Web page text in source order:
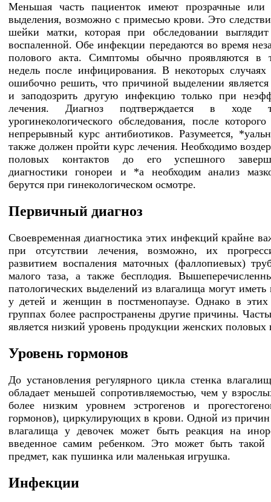
Меньшая часть пациенток имеют прозрачные или
выделения, возможно с примесью крови. Это
шейки матки, которая при обследовании
воспаленной. Обе инфекции передаются во время
полового акта. Симптомы обычно проявляются в
недель после инфицирования. В некоторых
ошибочно решить, что причиной выделении
и заподозрить другую инфекцию только при
лечения. Диагноз подтверждается в ходе
урогинекологического обследования, после которого
непрерывный курс антибиотиков. Разумеется,
также должен пройти курс лечения. Необходимо
половых контактов до его успешного
диагностики гонореи и *а необходим анализ
берутся при гинекологическом осмотре.
Первичный диагноз
Своевременная диагностика этих инфекций крайне
при отсутствии лечения, возможно, их
развитием воспаления маточных (фаллопиевых)
малого таза, а также бесплодия.
патологических выделений из влагалища могут иметь
у детей и женщин в постменопаузе. Однако в этих
группах более распространены другие причины.
является низкий уровень продукции женских половых
Уровень гормонов
До установления регулярного цикла стенка
обладает меньшей сопротивляемостью, чем у
более низким уровнем эстрогенов и
гормонов), циркулирующих в крови. Одной из причин
влагалища у девочек может быть реакция на
введенное самим ребенком. Это может быть такой
предмет, как пушинка или маленькая игрушка.
Инфекции